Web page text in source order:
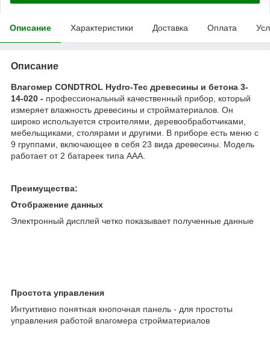
Описание Характеристики Доставка Оплата
Описание
Влагомер CONDTROL Hydro-Tec древесины и бетона 3-
14-020 - профессиональный качественный прибор, который
измеряет влажность древесины и стройматериалов. Он
широко используется строителями, деревообработчиками,
мебельщиками, столярами и другими. В приборе есть меню с
9 группами, включающее в себя 23 вида древесины. Модель
работает от 2 батареек типа ААА.
Преимущества:
Отображение данных
Электронный дисплей четко показывает полученные данные
Простота управления
Интуитивно понятная кнопочная панель - для простоты
управления работой влагомера стройматериалов